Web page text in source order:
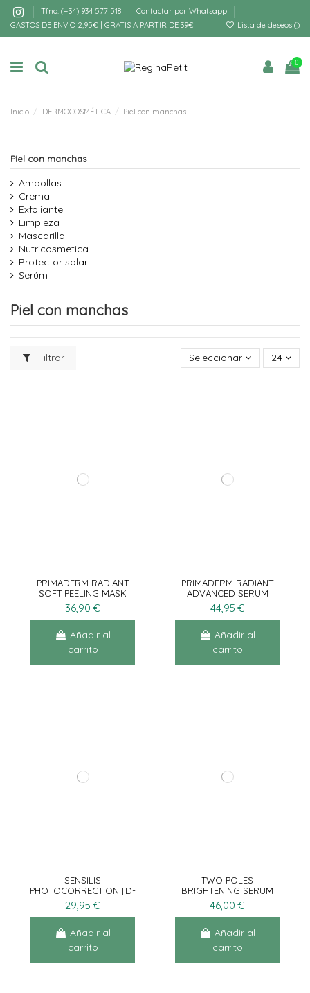
Tfno: (+34) 934 577 518
Contactar por Whatsapp
GASTOS DE ENVÍO 2,95€ | GRATIS A PARTIR DE 39€
Lista de deseos ()
0
Inicio DERMOCOSMÉTICA Piel con manchas
Piel con manchas
Filtrar Seleccionar 24
PRIMADERM RADIANT
SOFT PEELING MASK
50ML
36,90 €
Añadir al
carrito
PRIMADERM RADIANT
ADVANCED SERUM
30ML
44,95 €
Añadir al
carrito
SENSILIS
PHOTOCORRECTION [D-
PIGMENT MAKE UP]
SPF50+ 10G
29,95 €
Añadir al
carrito
TWO POLES
BRIGHTENING SERUM
30ML
46,00 €
Añadir al
carrito
Piel con manchas
Ampollas
Crema
Exfoliante
Limpieza
Mascarilla
Nutricosmetica
Protector solar
Serúm